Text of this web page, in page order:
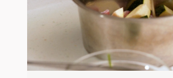
STEP 03
調製醬汁：碗中加入1大匙金
玫瑰鹽、香蒜粒、勁辣十三香